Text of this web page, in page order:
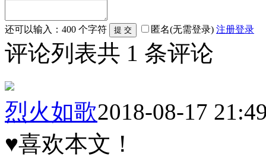
还可以输入： 400 个字符 匿名(无需登录) 注册登录
评论列表共 1 条评论
烈火如歌2018-08-17
♥喜欢本文！